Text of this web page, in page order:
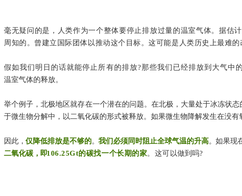
毫无疑问的是，人类作为一个整体要停止排放过量的温室气体。据估
周知的。曾建立国际团体以推动这个目标。这可能是人类历史上最难
假如我们明日的话就能停止所有的排放?那些我们已经排放到大气中
温室气体的释放。
举个例子，北极地区就存在一个潜在的问题。在北极，大量处于冰冻状
于微生物分解中，以二氧化碳的形式被释放。如果微生物降解发生在没
因此 ，仅降低排放是不够的。我们必须同时阻止全球气温的升高。如果现
二氧化碳 ， 即106.25Gt的碳找一个长期的家。这可以做到吗?